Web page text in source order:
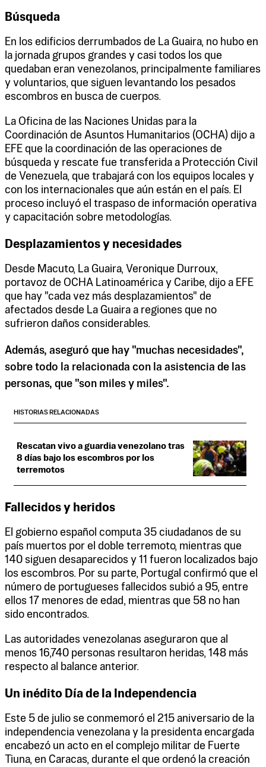
Búsqueda
En los edificios derrumbados de La Guaira, no hubo en
la jornada grupos grandes y casi todos los que
quedaban eran venezolanos, principalmente familiares
y voluntarios, que siguen levantando los pesados
escombros en busca de cuerpos.
La Oficina de las Naciones Unidas para la
Coordinación de Asuntos Humanitarios (OCHA) dijo a
EFE que la coordinación de las operaciones de
búsqueda y rescate fue transferida a Protección Civil
de Venezuela, que trabajará con los equipos locales y
con los internacionales que aún están en el país. El
proceso incluyó el traspaso de información operativa
y capacitación sobre metodologías.
Desplazamientos y necesidades
Desde Macuto, La Guaira, Veronique Durroux,
portavoz de OCHA Latinoamérica y Caribe, dijo a EFE
que hay "cada vez más desplazamientos" de
afectados desde La Guaira a regiones que no
sufrieron daños considerables.
Además, aseguró que hay "muchas necesidades",
sobre todo la relacionada con la asistencia de las
personas, que "son miles y miles".
HISTORIAS RELACIONADAS
Rescatan vivo a guardia venezolano tras
8 días bajo los escombros por los
terremotos
Fallecidos y heridos
El gobierno español computa 35 ciudadanos de su
país muertos por el doble terremoto, mientras que
140 siguen desaparecidos y 11 fueron localizados bajo
los escombros. Por su parte, Portugal confirmó que el
número de portugueses fallecidos subió a 95, entre
ellos 17 menores de edad, mientras que 58 no han
sido encontrados.
Las autoridades venezolanas aseguraron que al
menos 16,740 personas resultaron heridas, 148 más
respecto al balance anterior.
Un inédito Día de la Independencia
Este 5 de julio se conmemoró el 215 aniversario de la
independencia venezolana y la presidenta encargada
encabezó un acto en el complejo militar de Fuerte
Tiuna, en Caracas, durante el que ordenó la creación